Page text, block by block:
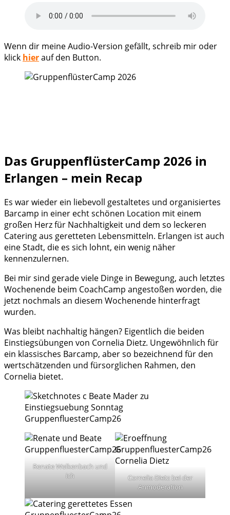
Wenn dir meine Audio-Version gefällt, schreib mir oder
klick hierauf den Button.
Das GruppenflüsterCamp 2026 in
Erlangen – mein Recap
Es war wieder ein liebevoll gestaltetes und organisiertes
Barcamp in einer echt schönen Location mit einem
großen Herz für Nachhaltigkeit und dem so leckeren
Catering aus geretteten Lebensmitteln. Erlangen ist auch
eine Stadt, die es sich lohnt, ein wenig näher
kennenzulernen.
Bei mir sind gerade viele Dinge in Bewegung, auch letztes
Wochenende beim CoachCamp angestoßen worden, die
jetzt nochmals an diesem Wochenende hinterfragt
wurden.
Was bleibt nachhaltig hängen? Eigentlich die beiden
Einstiegsübungen von Cornelia Dietz. Ungewöhnlich für
ein klassisches Barcamp, aber so bezeichnend für den
wertschätzenden und fürsorglichen Rahmen, den
Cornelia bietet.
Renate Welkenbach und
ich
Cornelia Dietz bei der
Anmoderation